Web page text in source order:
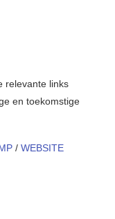
relevante links
en toekomstige
/ WEBSITE